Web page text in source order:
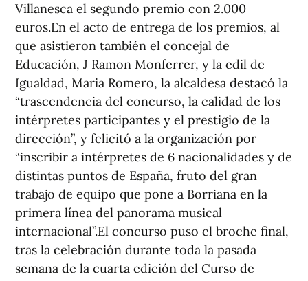
Villanesca el segundo premio con 2.000
euros.En el acto de entrega de los premios, al
que asistieron también el concejal de
Educación, J Ramon Monferrer, y la edil de
Igualdad, Maria Romero, la alcaldesa destacó la
“trascendencia del concurso, la calidad de los
intérpretes participantes y el prestigio de la
dirección”, y felicitó a la organización por
“inscribir a intérpretes de 6 nacionalidades y de
distintas puntos de España, fruto del gran
trabajo de equipo que pone a Borriana en la
primera línea del panorama musical
internacional”.El concurso puso el broche final,
tras la celebración durante toda la pasada
semana de la cuarta edición del Curso de